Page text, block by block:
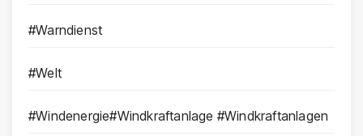
#Warndienst
#Welt
#Windenergie#Windkraftanlage #Windkraftanlagen